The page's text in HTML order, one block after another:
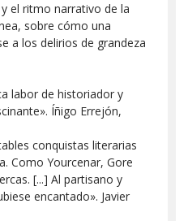
el ritmo narrativo de la
sobre cómo una
a los delirios de grandeza
labor de historiador y
Íñigo Errejón,
conquistas literarias
Como Yourcenar, Gore
[...] Al partisano y
encantado». Javier